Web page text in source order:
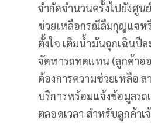
จำกัดจำนวนครั้งไปยังศูน
ช่วยเหลือกรณีลืมกุญแจห
ตั้งใจ เติมน้ำมันฉุกเฉินปี
จัดหารถทดแทน (ลูกค้าอ
ต้องการความช่วยเหลือ
บริการพร้อมแจ้งข้อมูลร
ตลอดเวลา สำหรับลูกค้าเ